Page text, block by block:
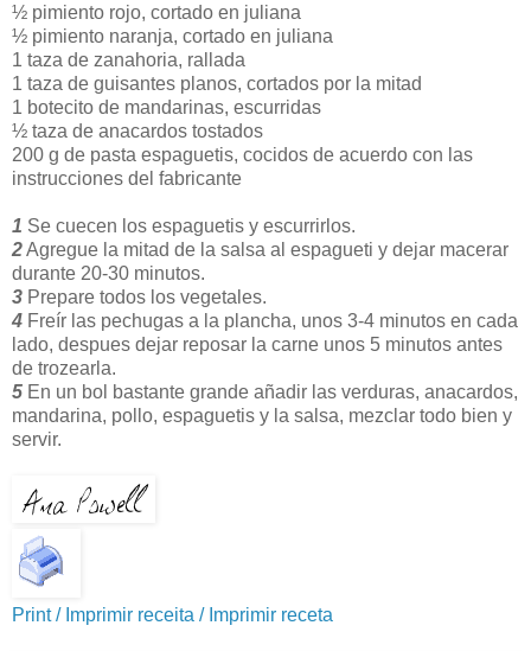
½ pimiento rojo, cortado en juliana
½ pimiento naranja, cortado en juliana
1 taza de zanahoria, rallada
1 taza de guisantes planos, cortados por la mitad
1 botecito de mandarinas, escurridas
½ taza de anacardos tostados
200 g de pasta espaguetis, cocidos de acuerdo con las
instrucciones del fabricante
1 Se cuecen los espaguetis y escurrirlos.
2Agregue la mitad de la salsa al espagueti y dejar macerar
durante 20-30 minutos.
3 Prepare todos los vegetales.
4 Freír las pechugas a la plancha, unos 3-4 minutos en cada
lado, despues dejar reposar la carne unos 5 minutos antes
de trozearla.
5 En un bol bastante grande añadir las verduras, anacardos,
mandarina, pollo, espaguetis y la salsa, mezclar todo bien y
servir.
Print / Imprimir receita / Imprimir receta